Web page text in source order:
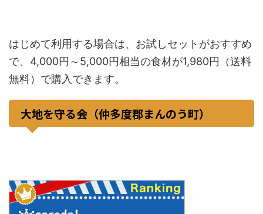
はじめて利用する場合は、お試しセットがおすすめ
で、4,000円～5,000円相当の食材が1,980円（送料
無料）で購入できます。
大地を守る会（仲多度郡まんのう町）